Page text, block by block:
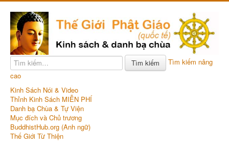
Tìm kiếm
Tìm kiếm nâng
cao
Kinh Sách Nói & Video
Thỉnh Kinh Sách MIỄN PHÍ
Danh bạ Chùa & Tự Viện
Mục đích và Chủ trương
BuddhistHub.org (Anh ngữ)
Thế Giới Từ Thiện